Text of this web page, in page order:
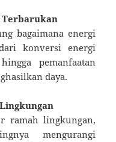
Terbarukan
bagaimana energi
konversi energi
pemanfaatan
daya.
ramah lingkungan,
mengurangi